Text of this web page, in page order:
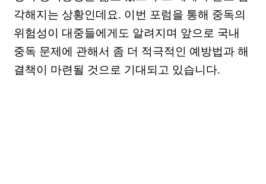
각해지는 상황인데요. 이번 포럼을 통해 중독의
위험성이 대중들에게도 알려지며 앞으로 국내
중독 문제에 관해서 좀 더 적극적인 예방법과 해
결책이 마련될 것으로 기대되고 있습니다.